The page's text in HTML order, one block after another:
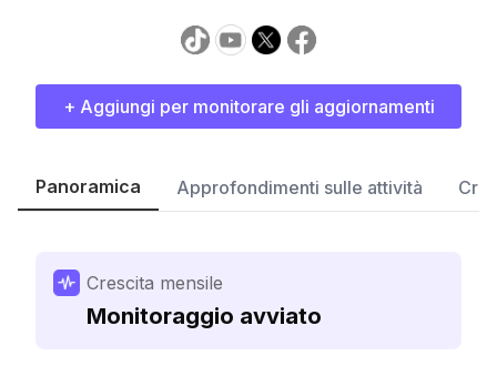
+ Aggiungi per monitorare gli aggiornamenti
Panoramica Approfondimenti sulle attività
Crescita mensile
Monitoraggio avviato